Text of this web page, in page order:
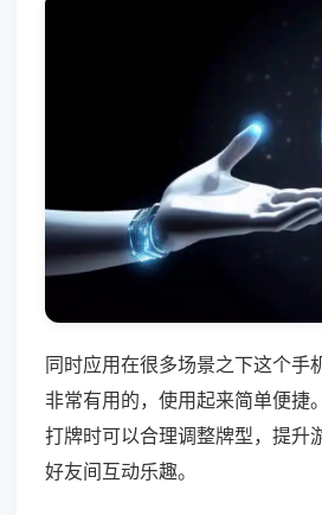
同时应用在很多场景之下这个手
非常有用的，使用起来简单便捷
打牌时可以合理调整牌型，提升
好友间互动乐趣。